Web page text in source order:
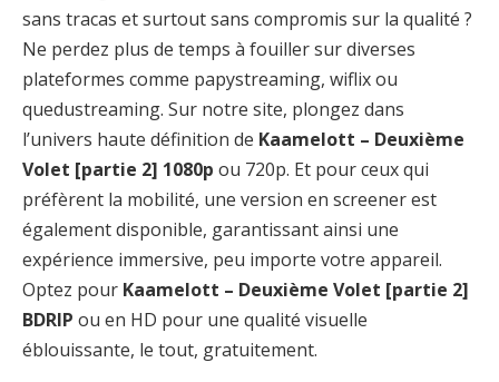
sans tracas et surtout sans compromis sur la qualité ?
Ne perdez plus de temps à fouiller sur diverses
plateformes comme papystreaming, wiflix ou
quedustreaming. Sur notre site, plongez dans
l’univers haute définition de Kaamelott – Deuxième
Volet [partie 2] 1080p ou 720p. Et pour ceux qui
préfèrent la mobilité, une version en screener est
également disponible, garantissant ainsi une
expérience immersive, peu importe votre appareil.
Optez pour Kaamelott – Deuxième Volet [partie 2]
BDRIP ou en HD pour une qualité visuelle
éblouissante, le tout, gratuitement.